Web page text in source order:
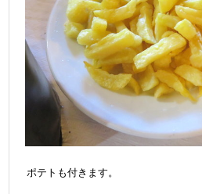
ポテトも付きます。